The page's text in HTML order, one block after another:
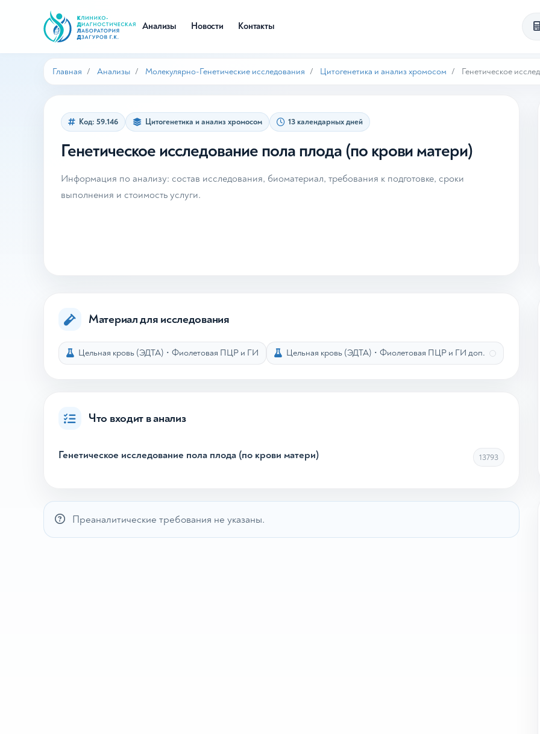
Анализы Новости Контакты
Главная Анализы Молекулярно-Генетические исследования Цитогенетика и анализ хромосом Генетическое
Код: 59.146 Цитогенетика и анализ хромосом 13 календарных дней
Генетическое исследование пола плода (по крови матери)
Информация по анализу: состав исследования, биоматериал, требования к подготовке, сроки
выполнения и стоимость услуги.
Материал для исследования
Цельная кровь (ЭДТА) • Фиолетовая ПЦР и ГИ Цельная кровь (ЭДТА) • Фиолетовая ПЦР и ГИ доп.
Что входит в анализ
Генетическое исследование пола плода (по крови матери) 13793
Преаналитические требования не указаны.